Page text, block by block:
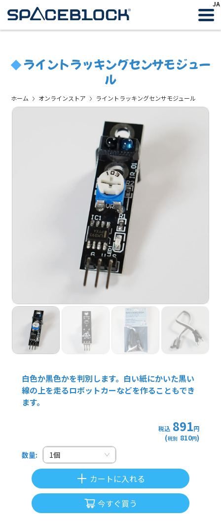
JA
◆ライントラッキングセンサモジュー
ル
ホーム オンラインストア ライントラッキングセンサモジュール
白色か黒色かを判別します。白い紙にかいた黒い
線の上を走るロボットカーなどを作ることもでき
ます。
税込 891円
(税別 810円)
数量: 1個
カートに入れる
今すぐ買う